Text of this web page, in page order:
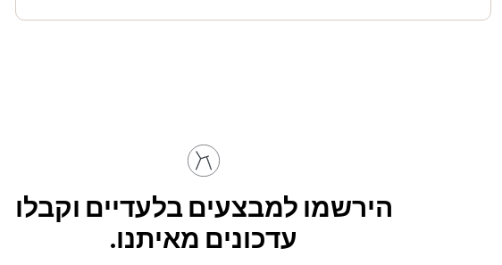
הירשמו למבצעים בלעדיים וקבלו
עדכונים מאיתנו.